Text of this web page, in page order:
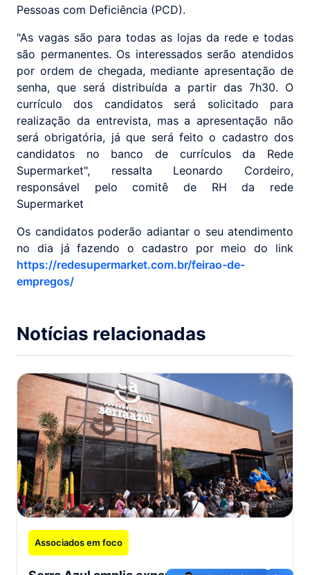
Pessoas com Deficiência (PCD).
"As vagas são para todas as lojas da rede e todas
são permanentes. Os interessados serão atendidos
por ordem de chegada, mediante apresentação de
senha, que será distribuída a partir das 7h30. O
currículo dos candidatos será solicitado para
realização da entrevista, mas a apresentação não
será obrigatória, já que será feito o cadastro dos
candidatos no banco de currículos da Rede
Supermarket", ressalta Leonardo Cordeiro,
responsável pelo comitê de RH da rede
Supermarket
Os candidatos poderão adiantar o seu atendimento
no dia já fazendo o cadastro por meio do link
https://redesupermarket.com.br/feirao-de-
empregos/
Notícias relacionadas
Associados em foco